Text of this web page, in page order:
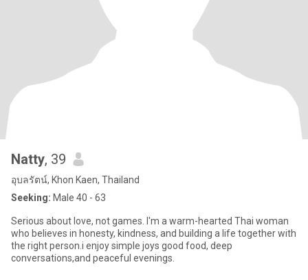
Natty, 39
อุบลรัตน์, Khon Kaen, Thailand
Seeking: Male 40 - 63
Serious about love, not games. I'm a warm-hearted Thai woman
who believes in honesty, kindness, and building a life together with
the right person.i enjoy simple joys good food, deep
conversations,and peaceful evenings.